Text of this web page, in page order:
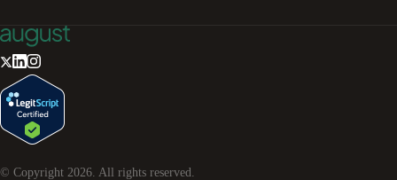
© Copyright 2026. All rights reserved.